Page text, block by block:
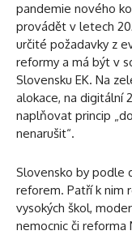
pandemie nového
provádět v letech
určité požadavky z
reformy a má být v
Slovensku EK. Na
alokace, na digitální
naplňovat princip
nenarušit“.
Slovensko by podle
reforem. Patří k nim
vysokých škol,
nemocnic či reforma